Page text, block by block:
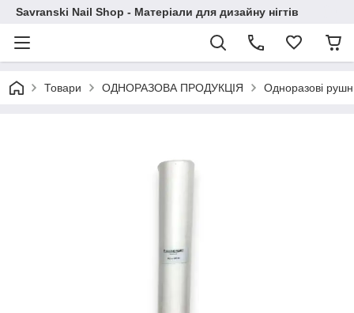
Savranski Nail Shop - Матеріали для дизайну нігтів
Товари ОДНОРАЗОВА ПРОДУКЦІЯ Одноразові